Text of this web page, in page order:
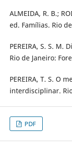
ALMEIDA, R. B.;
ed. Famílias. Rio
PEREIRA, S. S. M.
Rio de Janeiro:
PEREIRA, T. S. O
interdisciplinar.
PDF